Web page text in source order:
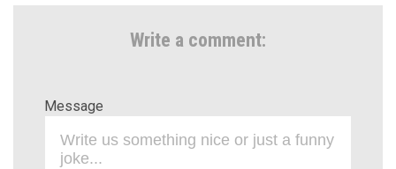
Write a comment:
Message